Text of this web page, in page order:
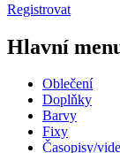
Registrovat
Hlavní
Oblečení
Doplňky
Barvy
Fixy
Časopisy/